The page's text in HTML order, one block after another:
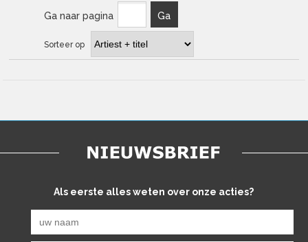
Ga naar pagina Ga
Sorteer op
Als eerste alles weten over onze acties?